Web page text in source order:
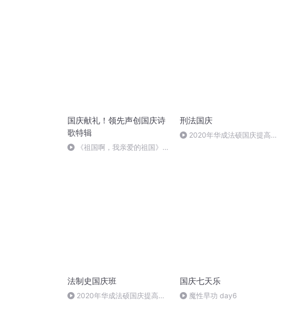
国庆献礼！领先声创国庆诗
歌特辑
《祖国啊，我亲爱的祖国》温
刑法国庆
2020年华成法硕国庆提高班
法制史国庆班
2020年华成法硕国庆提高班
国庆七天乐
魔性早功 day6